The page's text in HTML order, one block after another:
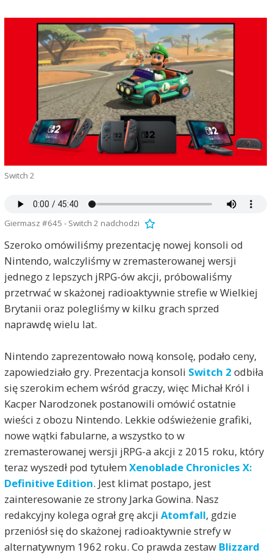
Switch 2
Giermasz #645 - Switch 2 nadchodzi
Szeroko omówiliśmy prezentację nowej konsoli od
Nintendo, walczyliśmy w zremasterowanej wersji
jednego z lepszych jRPG-ów akcji, próbowaliśmy
przetrwać w skażonej radioaktywnie strefie w Wielkiej
Brytanii oraz polegliśmy w kilku grach sprzed
naprawdę wielu lat.
Nintendo zaprezentowało nową konsolę, podało ceny,
zapowiedziało gry. Prezentacja konsoli Switch 2 odbiła
się szerokim echem wśród graczy, więc Michał Król i
Kacper Narodzonek postanowili omówić ostatnie
wieści z obozu Nintendo. Lekkie odświeżenie grafiki,
nowe wątki fabularne, a wszystko to w
zremasterowanej wersji jRPG-a akcji z 2015 roku, który
teraz wyszedł pod tytułem Xenoblade Chronicles X:
Definitive Edition. Jest klimat postapo, jest
zainteresowanie ze strony Jarka Gowina. Nasz
redakcyjny kolega ograł grę akcji Atomfall, gdzie
przeniósł się do skażonej radioaktywnie strefy w
alternatywnym 1962 roku. Co prawda zestaw Blizzard